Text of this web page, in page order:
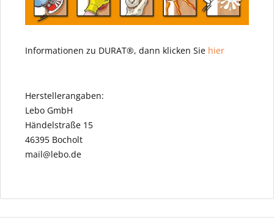
Informationen zu DURAT®, dann klicken Sie hier
Herstellerangaben:
Lebo GmbH
Händelstraße 15
46395 Bocholt
mail@lebo.de